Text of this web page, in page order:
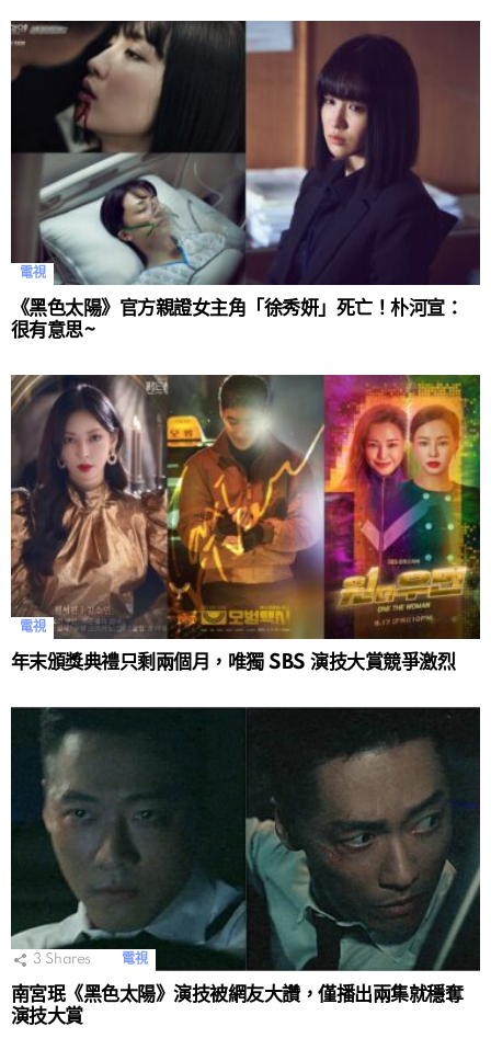
電視
《黑色太陽》官方親證女主角「徐秀妍」死亡！朴河宣：
很有意思~
電視
年末頒獎典禮只剩兩個月，唯獨 SBS 演技大賞競爭激烈
3 Shares 電視
南宮珉《黑色太陽》演技被網友大讚，僅播出兩集就穩奪
演技大賞